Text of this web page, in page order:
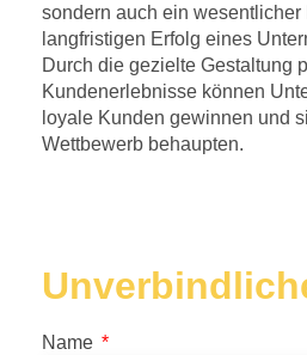
sondern auch ein wesentlicher
langfristigen Erfolg eines
Durch die gezielte Gestaltung
Kundenerlebnisse können
loyale Kunden gewinnen und
Wettbewerb behaupten.
Name